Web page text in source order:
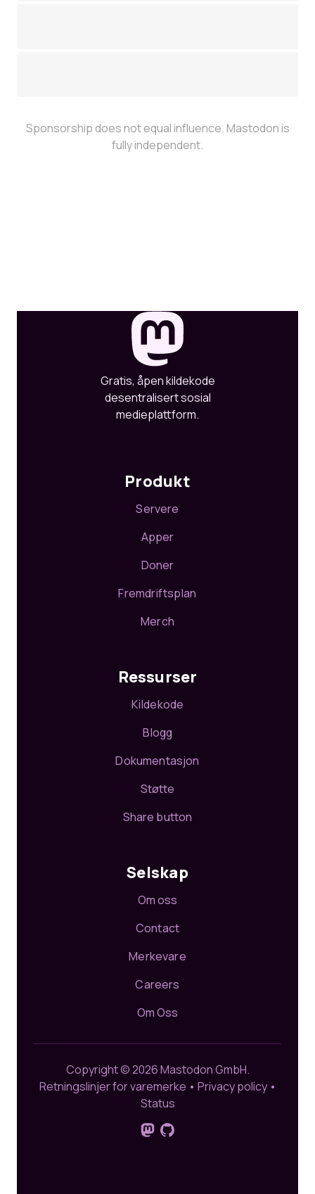
Sponsorship does not equal influence. Mastodon is
fully independent.
Gratis, åpen kildekode
desentralisert sosial
medieplattform.
Produkt
Servere
Apper
Doner
Fremdriftsplan
Merch
Ressurser
Kildekode
Blogg
Dokumentasjon
Støtte
Share button
Selskap
Om oss
Contact
Merkevare
Careers
Om Oss
Copyright © 2026 Mastodon GmbH.
Retningslinjer for varemerke • Privacy policy•
Status